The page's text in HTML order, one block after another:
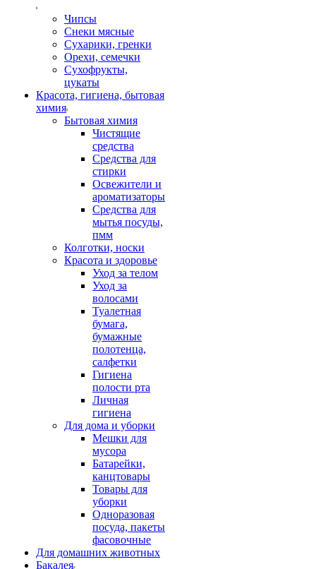
Чипсы
Снеки мясные
Сухарики, гренки
Орехи, семечки
Сухофрукты,
цукаты
Красота, гигиена, бытовая
химия
Бытовая химия
Чистящие
средства
Средства для
стирки
Освежители и
ароматизаторы
Средства для
мытья посуды,
пмм
Колготки, носки
Красота и здоровье
Уход за телом
Уход за
волосами
Туалетная
бумага,
бумажные
полотенца,
салфетки
Гигиена
полости рта
Личная
гигиена
Для дома и уборки
Мешки для
мусора
Батарейки,
канцтовары
Товары для
уборки
Одноразовая
посуда, пакеты
фасовочные
Для домашних животных
Бакалея